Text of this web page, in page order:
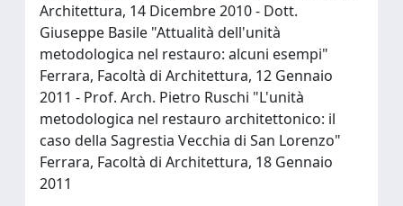
Architettura, 14 Dicembre 2010 - Dott.
Giuseppe Basile "Attualità dell'unità
metodologica nel restauro: alcuni esempi"
Ferrara, Facoltà di Architettura, 12 Gennaio
2011 - Prof. Arch. Pietro Ruschi "L'unità
metodologica nel restauro architettonico: il
caso della Sagrestia Vecchia di San Lorenzo"
Ferrara, Facoltà di Architettura, 18 Gennaio
2011